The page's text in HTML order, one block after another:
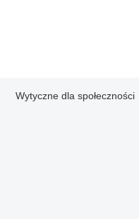
Wytyczne dla społeczności